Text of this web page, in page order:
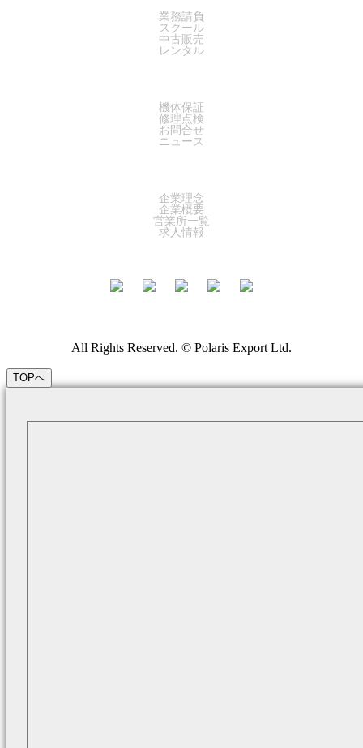
業務請負
スクール
中古販売
レンタル
機体保証
修理点検
お問合せ
ニュース
企業理念
企業概要
営業所一覧
求人情報
All Rights Reserved. © Polaris Export Ltd.
TOPへ